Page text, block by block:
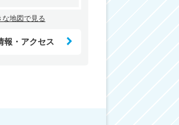
な地図で見る
報・アクセス